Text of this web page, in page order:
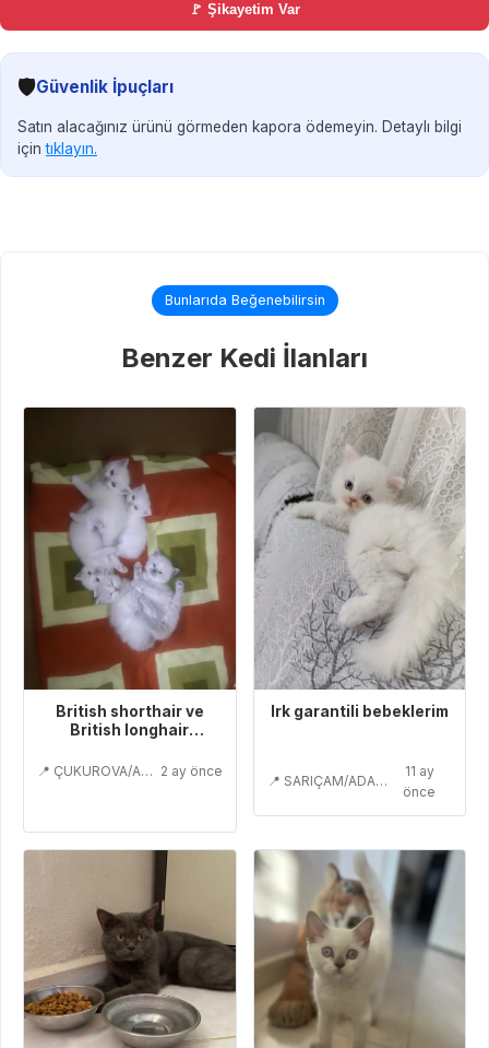
🚩 Şikayetim Var
🛡️Güvenlik İpuçları
Satın alacağınız ürünü görmeden kapora ödemeyin. Detaylı bilgi
içintıklayın.
Bunlarıda Beğenebilirsin
Benzer Kedi İlanları
British shorthair ve
British longhair
📍 ÇUKUROVA/ADANA 2 ay önce
Irk garantili bebeklerim
📍 SARIÇAM/ADANA
11 ay
önce